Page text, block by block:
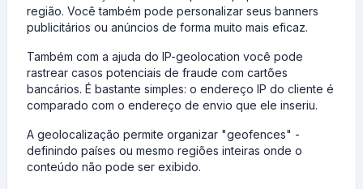
região. Você também pode personalizar seus banners
publicitários ou anúncios de forma muito mais eficaz.
Também com a ajuda do IP-geolocation você pode
rastrear casos potenciais de fraude com cartões
bancários. É bastante simples: o endereço IP do cliente é
comparado com o endereço de envio que ele inseriu.
A geolocalização permite organizar "geofences" -
definindo países ou mesmo regiões inteiras onde o
conteúdo não pode ser exibido.